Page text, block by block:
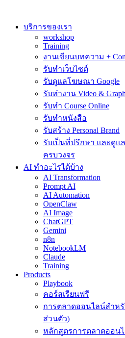
contentบริการของเรา
workshop
Training
งานเขียนบทความ +
รับทำเว็บไซต์
รับดูแลโฆษณา Google
รับทำงาน Video &
รับทำ Course Online
รับทำหนังสือ
รับสร้าง Personal Brand
รับเป็นที่ปรึกษา และดูแ
ครบวงจร
AI ทำอะไรได้บ้าง
AI Transformation
Prompt AI
AI Automation
OpenClaw
AI Image
ChatGPT
Gemini
n8n
NotebookLM
Claude
Training
Products
Playbook
คอร์สเรียนฟรี
การตลาดออนไลน์สำห
ส่วนตัว)
หลักสูตรการตลาดออน